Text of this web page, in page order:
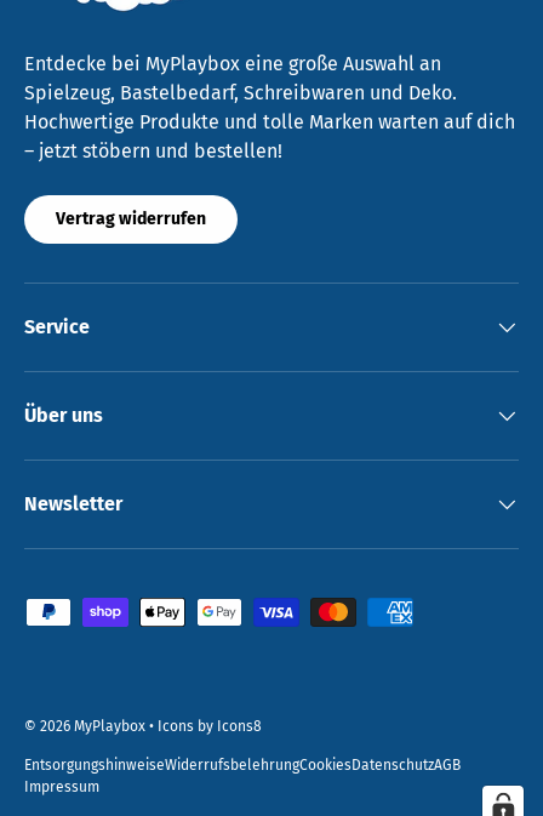
Entdecke bei MyPlaybox eine große Auswahl an
Spielzeug, Bastelbedarf, Schreibwaren und Deko.
Hochwertige Produkte und tolle Marken warten auf dich
– jetzt stöbern und bestellen!
Vertrag widerrufen
Service
Über uns
Newsletter
Zahlungsmethoden
© 2026 MyPlaybox • Icons by Icons8
EntsorgungshinweiseWiderrufsbelehrungCookiesDatenschutzAGB
Impressum